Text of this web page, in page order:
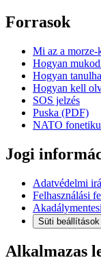
Forrasok
Mi az a morze-
Hogyan
Hogyan
Hogyan kell
SOS jelzés
Puska (PDF)
NATO
Jogi
Adatvédelmi
Felhasználási
Süti beállítások
Alkalmazas